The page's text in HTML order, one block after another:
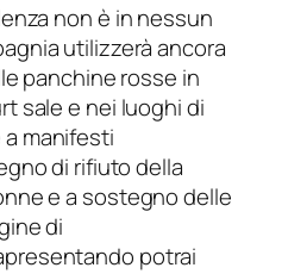
non è in nessun
utilizzerà ancora
panchine rosse in
sale e nei luoghi di
manifesti
di rifiuto della
e a sostegno delle
di
potrai